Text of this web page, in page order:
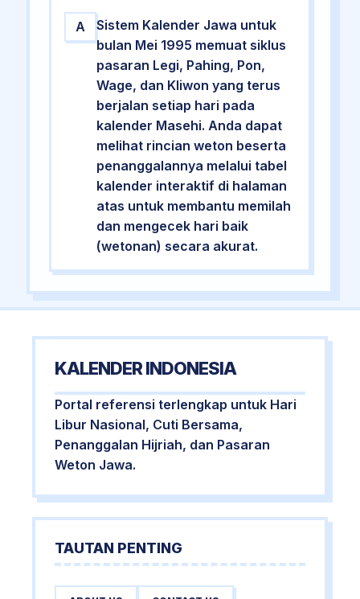
A
Sistem Kalender Jawa untuk
bulan Mei 1995 memuat siklus
pasaran Legi, Pahing, Pon,
Wage, dan Kliwon yang terus
berjalan setiap hari pada
kalender Masehi. Anda dapat
melihat rincian weton beserta
penanggalannya melalui tabel
kalender interaktif di halaman
atas untuk membantu memilah
dan mengecek hari baik
(wetonan) secara akurat.
KALENDER INDONESIA
Portal referensi terlengkap untuk Hari
Libur Nasional, Cuti Bersama,
Penanggalan Hijriah, dan Pasaran
Weton Jawa.
TAUTAN PENTING